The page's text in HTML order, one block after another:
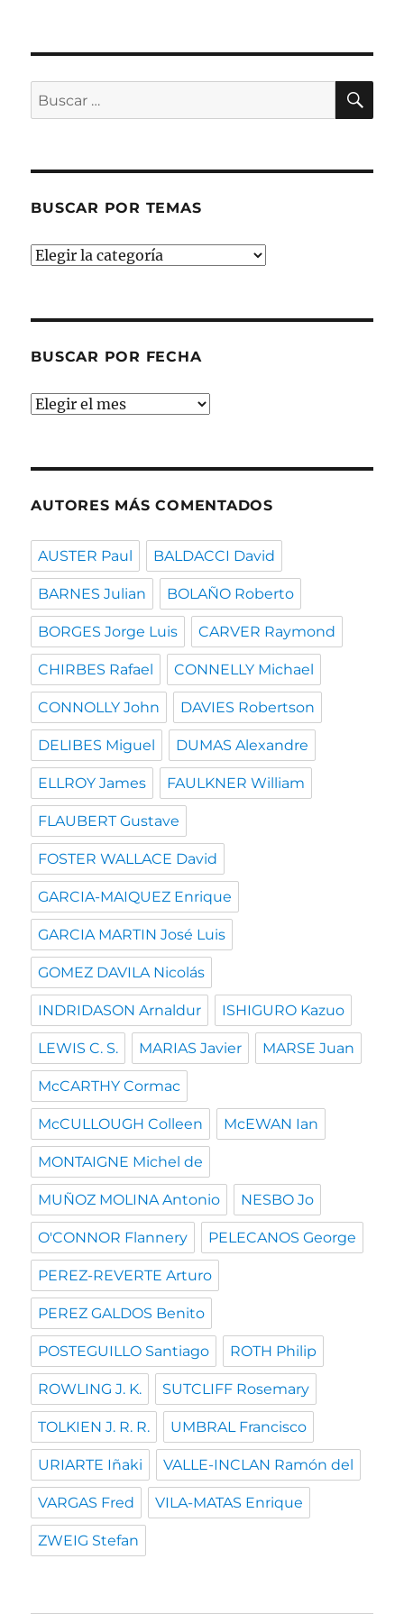
Buscar
por:
BUSCAR POR TEMAS
Buscar
BUSCAR POR FECHA
Buscar
AUTORES MÁS COMENTADOS
AUSTER Paul BALDACCI David
BARNES Julian BOLAÑO Roberto
BORGES Jorge Luis CARVER Raymond
CHIRBES Rafael CONNELLY Michael
CONNOLLY John DAVIES Robertson
DELIBES Miguel DUMAS Alexandre
ELLROY James FAULKNER William
FLAUBERT Gustave
FOSTER WALLACE David
GARCIA-MAIQUEZ Enrique
GARCIA MARTIN José Luis
GOMEZ DAVILA Nicolás
INDRIDASON Arnaldur ISHIGURO Kazuo
LEWIS C. S. MARIAS Javier MARSE Juan
McCARTHY Cormac
McCULLOUGH Colleen McEWAN Ian
MONTAIGNE Michel de
MUÑOZ MOLINA Antonio NESBO Jo
O'CONNOR Flannery PELECANOS George
PEREZ-REVERTE Arturo
PEREZ GALDOS Benito
POSTEGUILLO Santiago ROTH Philip
ROWLING J. K. SUTCLIFF Rosemary
TOLKIEN J. R. R. UMBRAL Francisco
URIARTE Iñaki VALLE-INCLAN Ramón del
VARGAS Fred VILA-MATAS Enrique
ZWEIG Stefan